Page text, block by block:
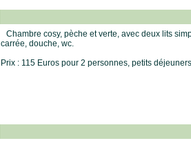
Chambre cosy, pèche et verte, avec deux lits
carrée, douche, wc.
Prix : 115 Euros pour 2 personnes, petits